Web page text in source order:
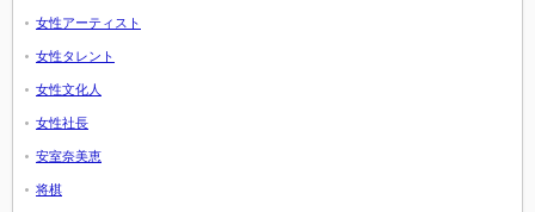
女性アーティスト
女性タレント
女性文化人
女性社長
安室奈美恵
将棋